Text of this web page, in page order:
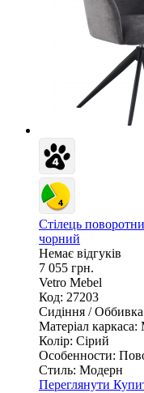
Стілець
чорний
Немає відгуків
7 055 грн.
Vetro Mebel
Код: 27203
Сидіння /
Матеріал каркаса:
Колір: Сірий
Особенности:
Стиль: Модерн
Переглянути